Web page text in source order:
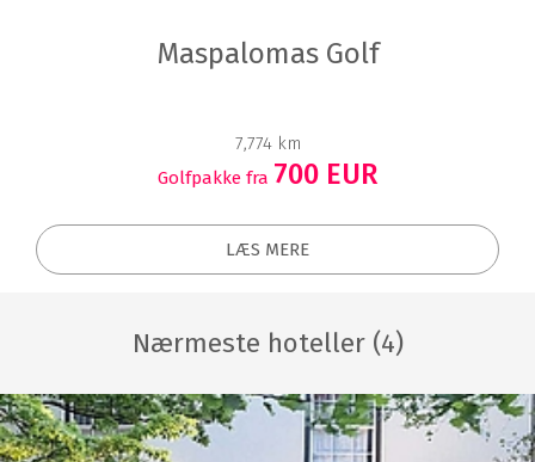
Maspalomas Golf
7,774 km
Golfpakke fra 700 EUR
LÆS MERE
Nærmeste hoteller (4)